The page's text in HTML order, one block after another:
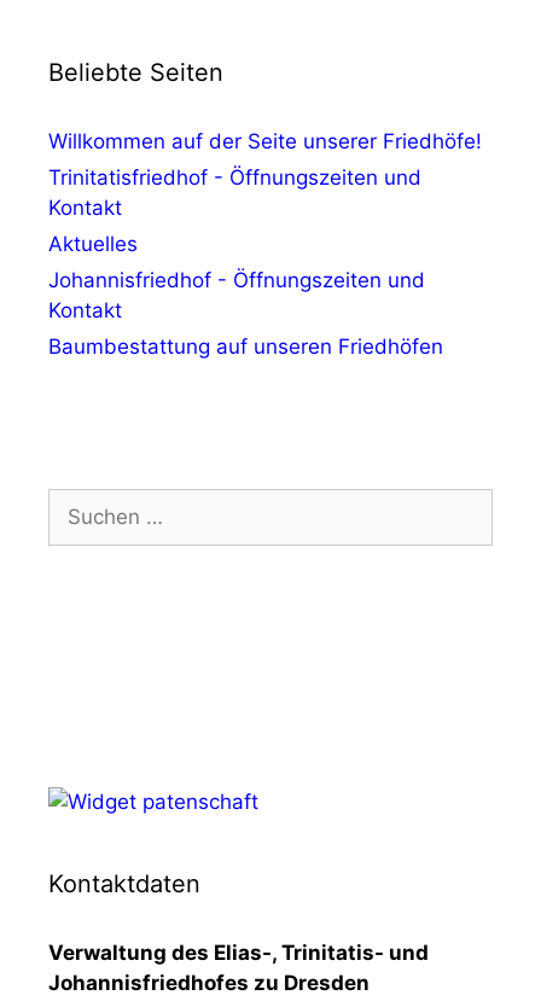
Beliebte Seiten
Willkommen auf der Seite unserer Friedhöfe!
Trinitatisfriedhof - Öffnungszeiten und
Kontakt
Aktuelles
Johannisfriedhof - Öffnungszeiten und
Kontakt
Baumbestattung auf unseren Friedhöfen
nach:
Kontaktdaten
Verwaltung des Elias-, Trinitatis- und
Johannisfriedhofes zu Dresden